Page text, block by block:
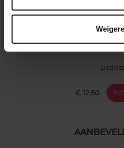
Lipgloss
€ 12,50